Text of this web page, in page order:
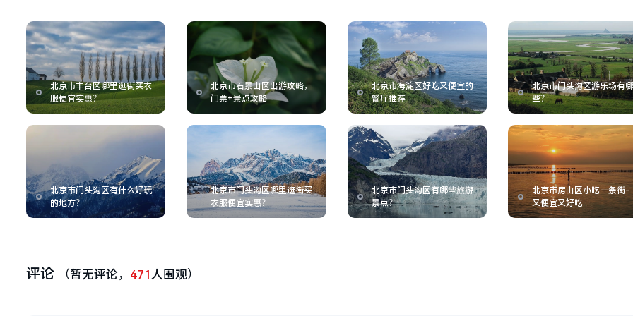
北京市丰台区哪里逛街买衣
服便宜实惠？
北京市石景山区出游攻略，
门票+景点攻略
北京市海淀区好吃又便宜的
餐厅推荐
北京市门头沟区游乐场有哪
些？
北京市门头沟区有什么好玩
的地方？
北京市门头沟区哪里逛街买
衣服便宜实惠？
北京市门头沟区有哪些旅游
景点？
北京市房山区小吃一条街-
又便宜又好吃
评论 （暂无评论， 471 人围观）